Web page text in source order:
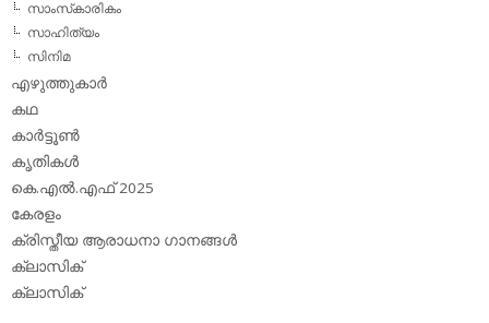
സാംസ്‌കാരികം
സാഹിത്യം
സിനിമ
എഴുത്തുകാര്‍
കഥ
കാര്‍ട്ടൂണ്‍
കൃതികള്‍
കെ.എല്‍.എഫ് 2025
കേരളം
ക്രിസ്തീയ ആരാധനാ ഗാനങ്ങള്‍
ക്ലാസിക്‌
ക്ലാസിക്